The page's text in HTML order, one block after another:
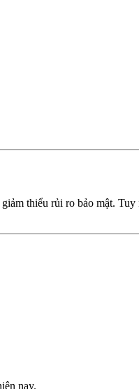
thiểu rủi ro bảo mật.
nay.